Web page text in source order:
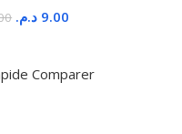
9.00 د.م.
Comparer